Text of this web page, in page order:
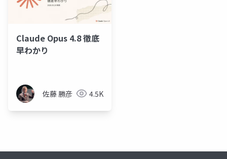
Claude Opus 4.8 徹底
早わかり
佐藤 勝彦 4.5K